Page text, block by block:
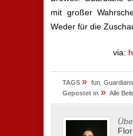
mit großer
Weder für die
via:
TAGS » fun
Gepostet in » Alle